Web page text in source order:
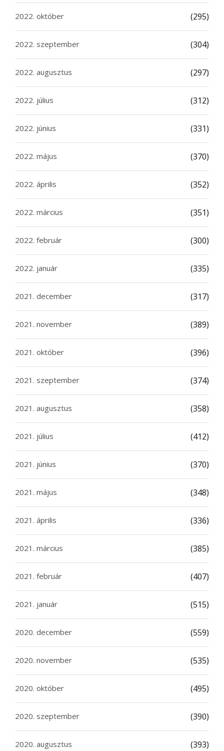
2022. október (295)
2022. szeptember (304)
2022. augusztus (297)
2022. július (312)
2022. június (331)
2022. május (370)
2022. április (352)
2022. március (351)
2022. február (300)
2022. január (335)
2021. december (317)
2021. november (389)
2021. október (396)
2021. szeptember (374)
2021. augusztus (358)
2021. július (412)
2021. június (370)
2021. május (348)
2021. április (336)
2021. március (385)
2021. február (407)
2021. január (515)
2020. december (559)
2020. november (535)
2020. október (495)
2020. szeptember (390)
2020. augusztus (393)